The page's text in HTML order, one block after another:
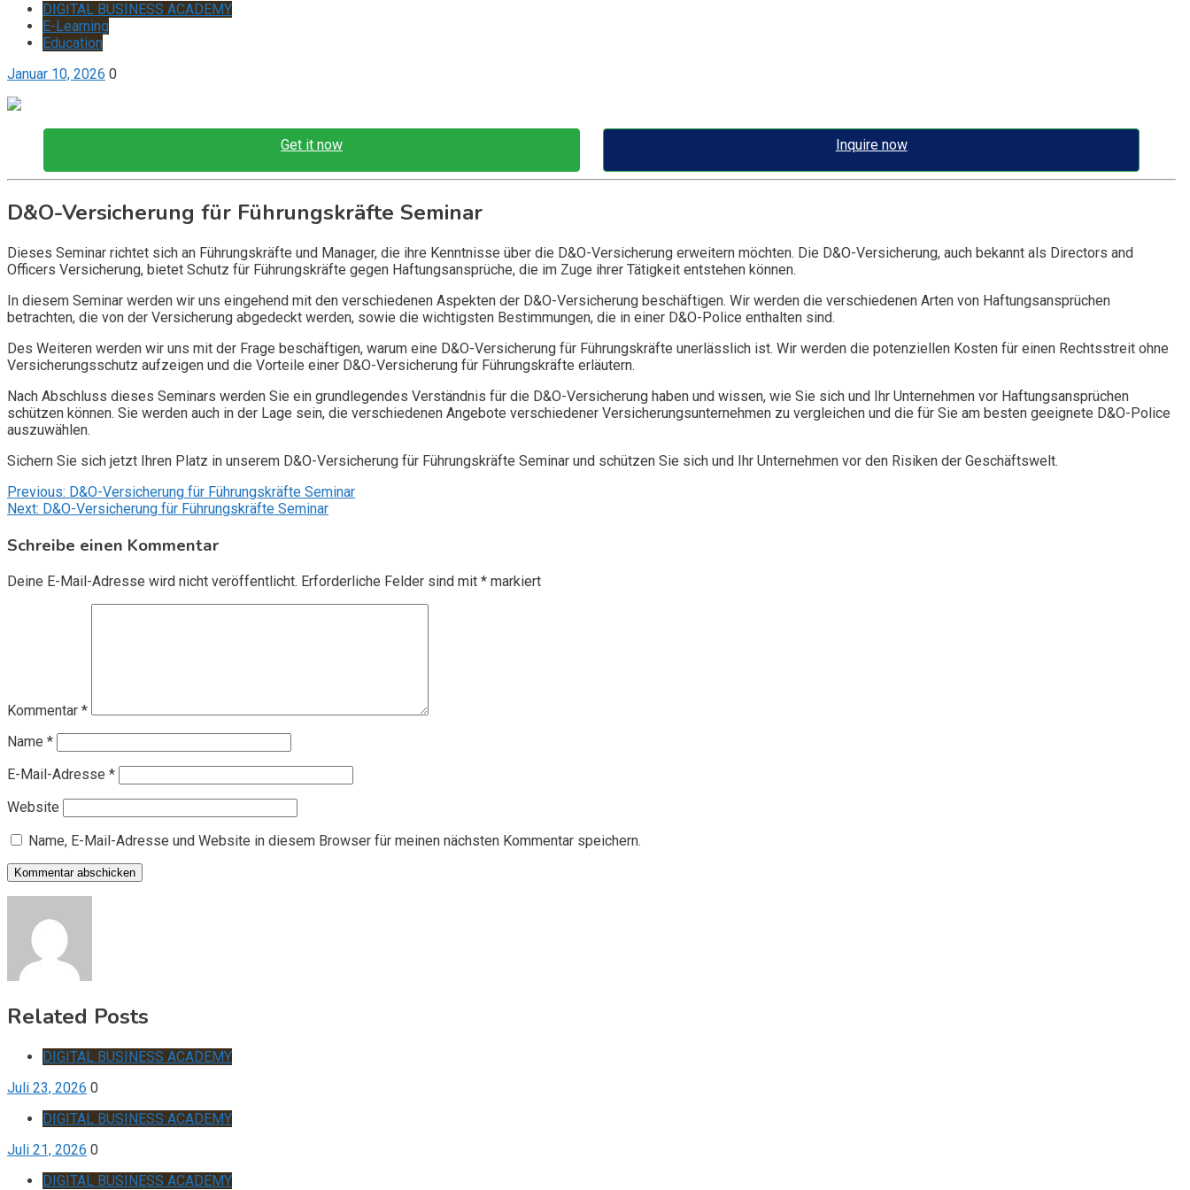
DIGITAL BUSINESS ACADEMY
E-Learning
Education
Januar 10, 2026 0
Get it now Inquire now
D&O-Versicherung für Führungskräfte Seminar
Dieses Seminar richtet sich an Führungskräfte und Manager, die ihre Kenntnisse über die D&O-Versicherung erweitern möchten. Die D&O-Versicherung, auch bekannt als Directors and
Officers Versicherung, bietet Schutz für Führungskräfte gegen Haftungsansprüche, die im Zuge ihrer Tätigkeit entstehen können.
In diesem Seminar werden wir uns eingehend mit den verschiedenen Aspekten der D&O-Versicherung beschäftigen. Wir werden die verschiedenen Arten von Haftungsansprüchen
betrachten, die von der Versicherung abgedeckt werden, sowie die wichtigsten Bestimmungen, die in einer D&O-Police enthalten sind.
Des Weiteren werden wir uns mit der Frage beschäftigen, warum eine D&O-Versicherung für Führungskräfte unerlässlich ist. Wir werden die potenziellen Kosten für einen Rechtsstreit ohne
Versicherungsschutz aufzeigen und die Vorteile einer D&O-Versicherung für Führungskräfte erläutern.
Nach Abschluss dieses Seminars werden Sie ein grundlegendes Verständnis für die D&O-Versicherung haben und wissen, wie Sie sich und Ihr Unternehmen vor Haftungsansprüchen
schützen können. Sie werden auch in der Lage sein, die verschiedenen Angebote verschiedener Versicherungsunternehmen zu vergleichen und die für Sie am besten geeignete D&O-Police
auszuwählen.
Sichern Sie sich jetzt Ihren Platz in unserem D&O-Versicherung für Führungskräfte Seminar und schützen Sie sich und Ihr Unternehmen vor den Risiken der Geschäftswelt.
Beitragsnavigation
Previous: D&O-Versicherung für Führungskräfte Seminar
Next: D&O-Versicherung für Führungskräfte Seminar
Schreibe einen Kommentar
Deine E-Mail-Adresse wird nicht veröffentlicht. Erforderliche Felder sind mit * markiert
Kommentar *
Name *
E-Mail-Adresse *
Website
Name, E-Mail-Adresse und Website in diesem Browser für meinen nächsten Kommentar speichern.
Related Posts
DIGITAL BUSINESS ACADEMY
Juli 23, 2026 0
DIGITAL BUSINESS ACADEMY
Juli 21, 2026 0
DIGITAL BUSINESS ACADEMY